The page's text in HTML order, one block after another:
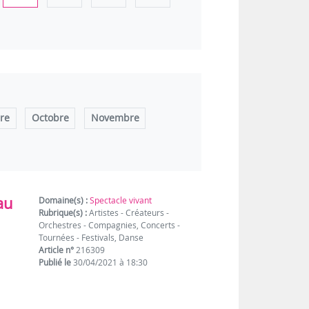
Octobre Novembre
Domaine(s) : Spectacle vivant
Rubrique(s) :Artistes - Créateurs -
Orchestres - Compagnies, Concerts -
Tournées - Festivals, Danse
Article n°216309
Publié le30/04/2021 à 18:30